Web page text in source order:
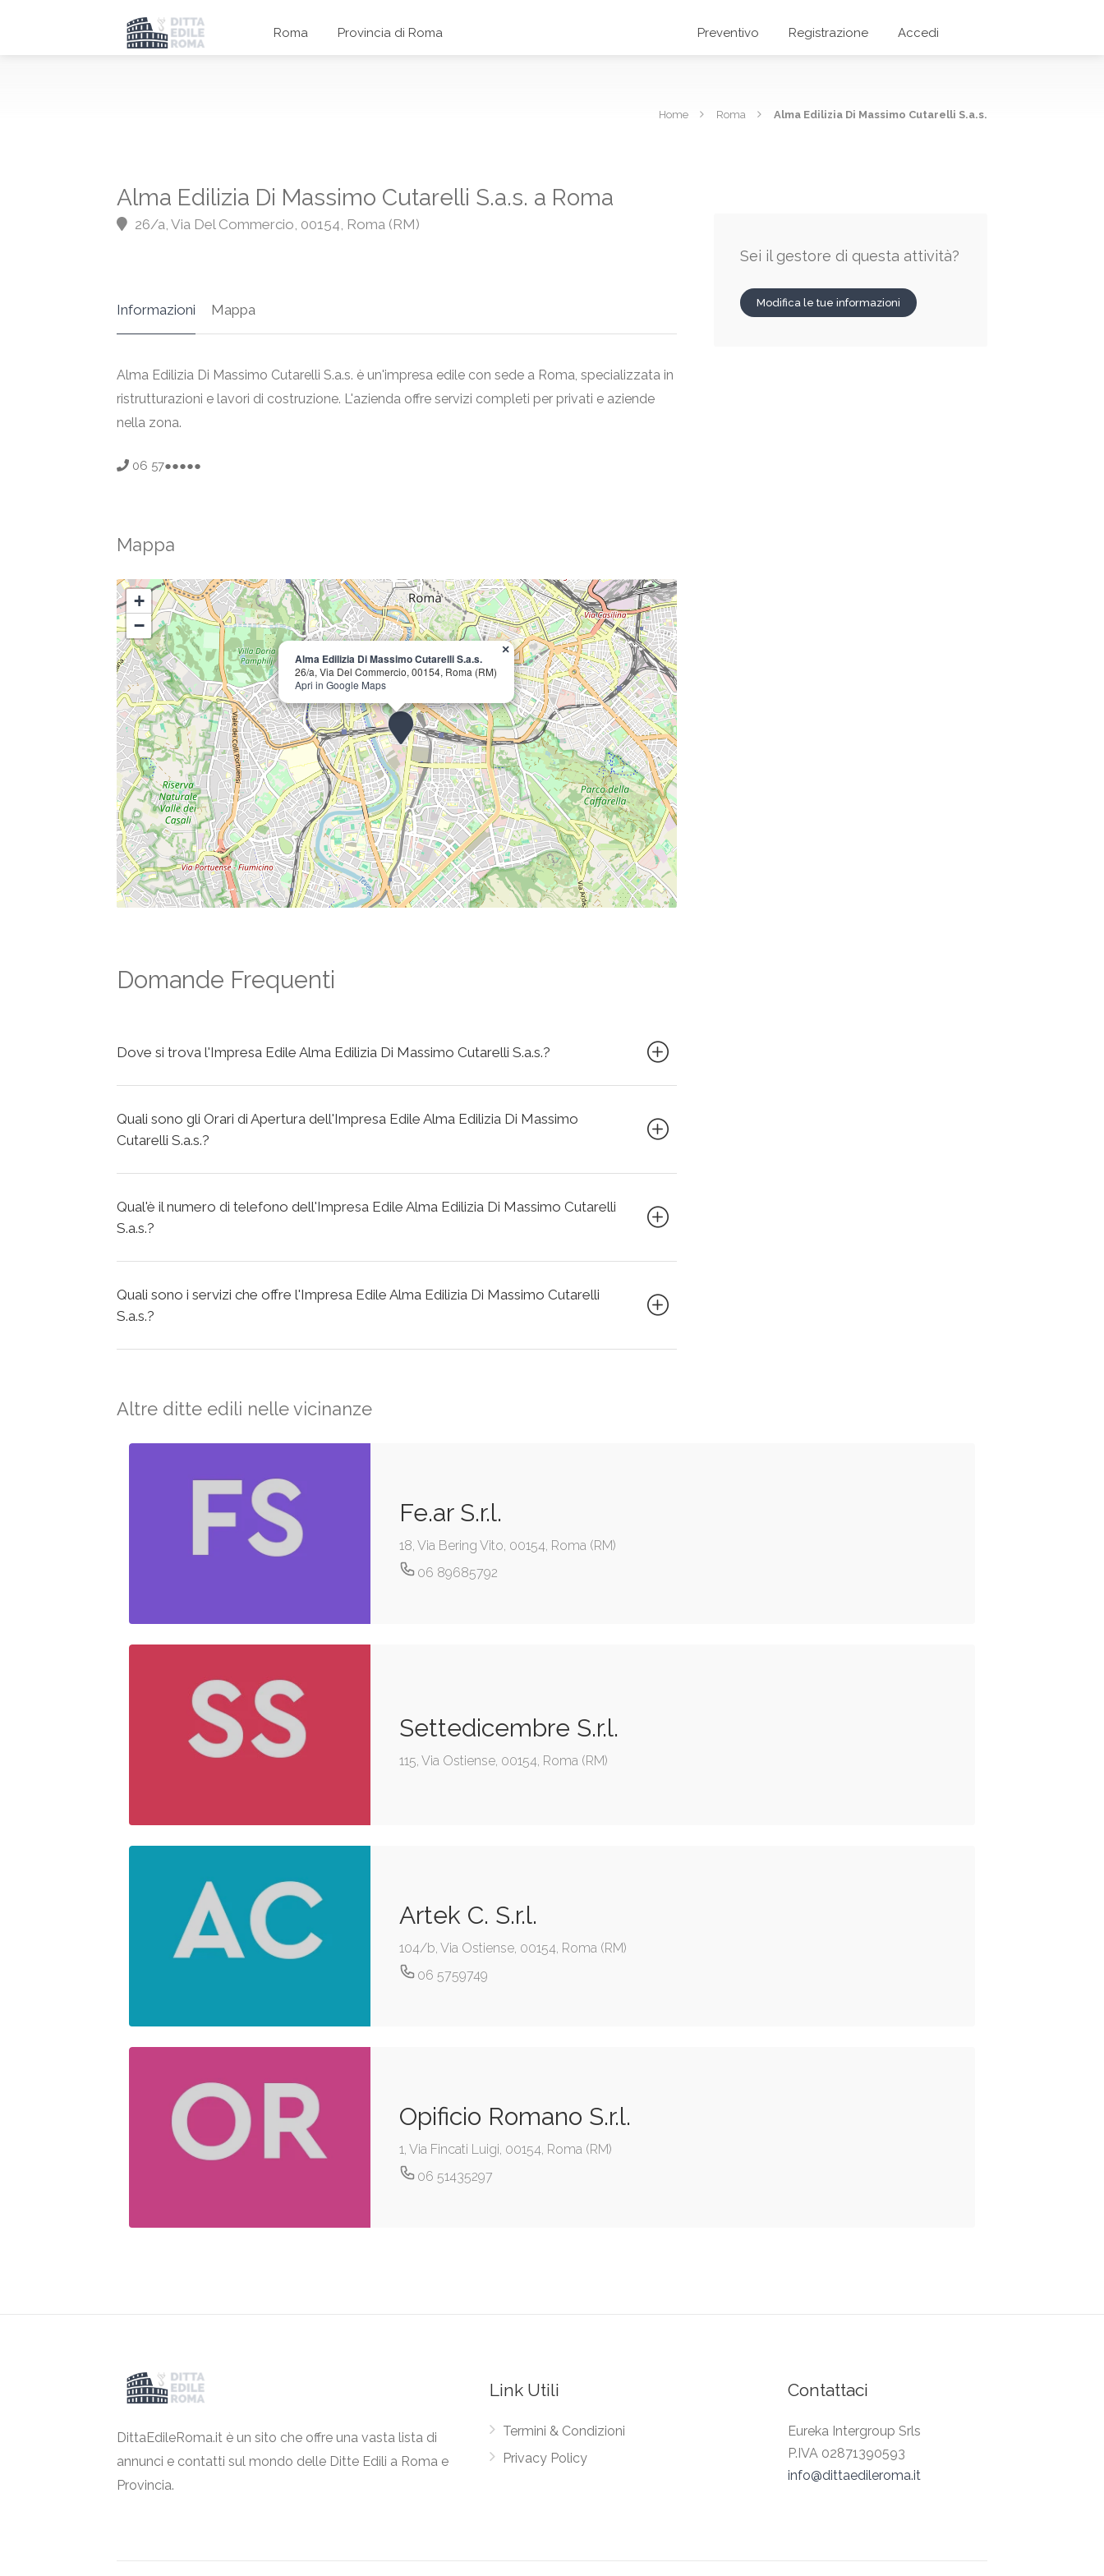
Roma Provincia di Roma Preventivo Registrazione Accedi
Home Roma Alma Edilizia Di Massimo Cutarelli S.a.s.
Alma Edilizia Di Massimo Cutarelli S.a.s. a Roma
26/a, Via Del Commercio, 00154, Roma (RM)
Informazioni Mappa
Alma Edilizia Di Massimo Cutarelli S.a.s. è un'impresa edile con sede a Roma, specializzata in
ristrutturazioni e lavori di costruzione. L'azienda offre servizi completi per privati e aziende
nella zona.
06 57●●●●●
Mappa
Alma Edilizia Di Massimo Cutarelli S.a.s.
26/a, Via Del Commercio, 00154, Roma (RM)
Apri in Google Maps
×
+
−
Domande Frequenti
Dove si trova l'Impresa Edile Alma Edilizia Di Massimo Cutarelli S.a.s.?
Quali sono gli Orari di Apertura dell'Impresa Edile Alma Edilizia Di Massimo
Cutarelli S.a.s.?
Qual'è il numero di telefono dell'Impresa Edile Alma Edilizia Di Massimo Cutarelli
S.a.s.?
Quali sono i servizi che offre l'Impresa Edile Alma Edilizia Di Massimo Cutarelli
S.a.s.?
Sei il gestore di questa attività?
Modifica le tue informazioni
Altre ditte edili nelle vicinanze
Fe.ar S.r.l.
18, Via Bering Vito, 00154, Roma (RM)
06 89685792
Settedicembre S.r.l.
115, Via Ostiense, 00154, Roma (RM)
Artek C. S.r.l.
104/b, Via Ostiense, 00154, Roma (RM)
06 5759749
Opificio Romano S.r.l.
1, Via Fincati Luigi, 00154, Roma (RM)
06 51435297
DittaEdileRoma.it è un sito che offre una vasta lista di
annunci e contatti sul mondo delle Ditte Edili a Roma e
Provincia.
Link Utili
Termini & Condizioni
Privacy Policy
Contattaci
Eureka Intergroup Srls
P.IVA 02871390593
info@dittaedileroma.it